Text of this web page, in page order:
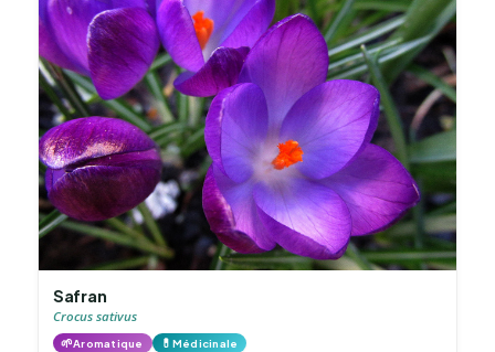
Safran
Crocus sativus
🌱Aromatique 💊 Médicinale